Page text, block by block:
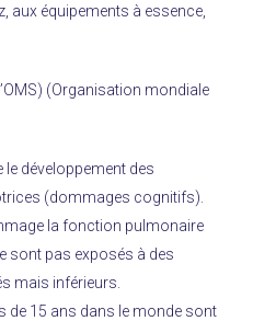
aux équipements à essence,
(Organisation mondiale
le développement des
(dommages cognitifs).
la fonction pulmonaire
sont pas exposés à des
mais inférieurs.
de 15 ans dans le monde sont